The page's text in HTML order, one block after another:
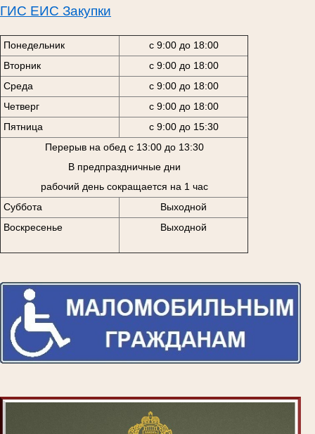
ГИС ЕИС Закупки
Понедельник
с 9:00 до 18:00
Вторник
с 9:00 до 18:00
Среда
с 9:00 до 18:00
Четверг
с 9:00 до 18:00
Пятница
с 9:00 до 15:30
Перерыв на обед с 13:00 до 13:30
В предпраздничные дни
рабочий день сокращается на 1 час
Суббота
Выходной
Воскресенье
Выходной